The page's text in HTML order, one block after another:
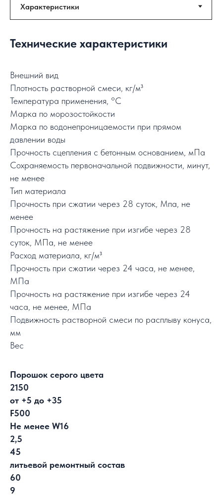
Технические характеристики
Внешний вид
Плотность растворной смеси, кг/м³
Температура применения, °C
Марка по морозостойкости
Марка по водонепроницаемости при прямом
давлении воды
Прочность сцепления с бетонным основанием, мПа
Сохраняемость первоначальной подвижности, минут,
не менее
Тип материала
Прочность при сжатии через 28 суток, Мпа, не
менее
Прочность на растяжение при изгибе через 28
суток, МПа, не менее
Расход материала, кг/м³
Прочность при сжатии через 24 часа, не менее,
МПа
Прочность на растяжение при изгибе через 24
часа, не менее, МПа
Подвижность растворной смеси по расплыву конуса,
мм
Вес
Порошок серого цвета
2150
от +5 до +35
F500
Не менее W16
2,5
45
литьевой ремонтный состав
60
9